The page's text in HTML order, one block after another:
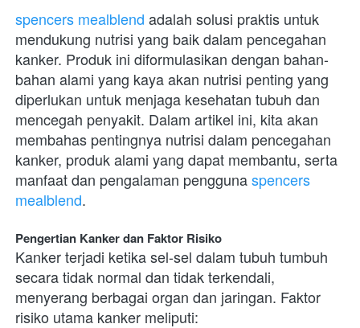
spencers mealblend adalah solusi praktis untuk
mendukung nutrisi yang baik dalam pencegahan
kanker. Produk ini diformulasikan dengan bahan-
bahan alami yang kaya akan nutrisi penting yang
diperlukan untuk menjaga kesehatan tubuh dan
mencegah penyakit. Dalam artikel ini, kita akan
membahas pentingnya nutrisi dalam pencegahan
kanker, produk alami yang dapat membantu, serta
manfaat dan pengalaman pengguna spencers
mealblend.
Pengertian Kanker dan Faktor Risiko
Kanker terjadi ketika sel-sel dalam tubuh tumbuh
secara tidak normal dan tidak terkendali,
menyerang berbagai organ dan jaringan. Faktor
risiko utama kanker meliputi: